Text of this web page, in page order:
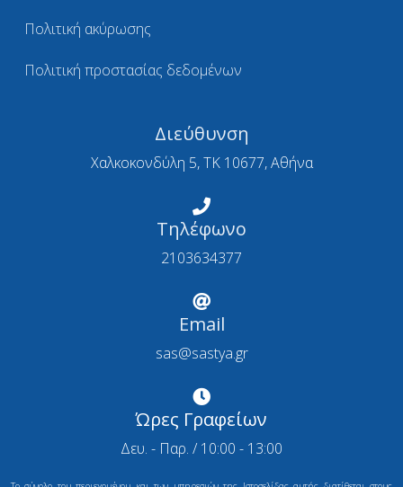
Πολιτική ακύρωσης
Πολιτική προστασίας δεδομένων
Διεύθυνση
Χαλκοκονδύλη 5, ΤΚ 10677, Αθήνα
Τηλέφωνο
2103634377
Email
sas@sastya.gr
Ώρες Γραφείων
Δευ. - Παρ. / 10:00 - 13:00